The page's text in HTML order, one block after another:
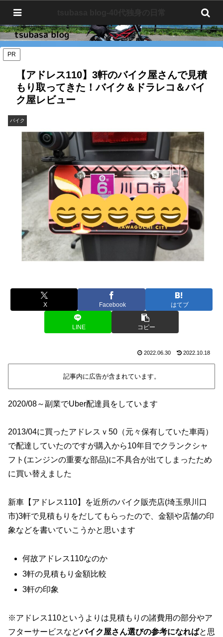
PR
【アドレス110】3軒のバイク屋さんで見積
もり取ってきた！バイク＆ドラレコ＆バイ
ク屋レビュー
バイク
X Facebook はてブ
LINE コピー
2022.06.30 2022.10.18
記事内に広告が含まれています。
2020/08～副業でUber配達員をしています
2013/04に買ったアドレスｖ50（元々保有していた車両）
で配達していたのですが購入から10年目でクランクシャ
フト(エンジンの重要な部品)に不具合が出てしまったため
に買い替えました
新車【アドレス110】を近所のバイク販売店(埼玉県川口
市)3軒で見積もりをだしてもらったので、金額や店舗の印
象などを書いていこうかと思います
何故アドレス110なのか
3軒の見積もり金額比較
3軒の印象
※アドレス110というよりは見積もりの諸費用の部分やア
フターサービスなどバイク屋さん選びの参考になればと思